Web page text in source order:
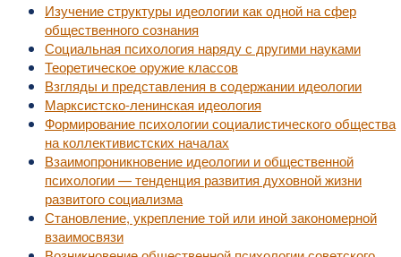
Изучение структуры идеологии как одной на сфер
общественного сознания
Социальная психология наряду с другими науками
Теоретическое оружие классов
Взгляды и представления в содержании идеологии
Марксистско-ленинская идеология
Формирование психологии социалистического общества
на коллективистских началах
Взаимопроникновение идеологии и общественной
психологии — тенденция развития духовной жизни
развитого социализма
Становление, укрепление той или иной закономерной
взаимосвязи